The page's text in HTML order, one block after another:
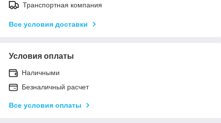
Транспортная компания
Все условия доставки
Условия оплаты
Наличными
Безналичный расчет
Все условия оплаты